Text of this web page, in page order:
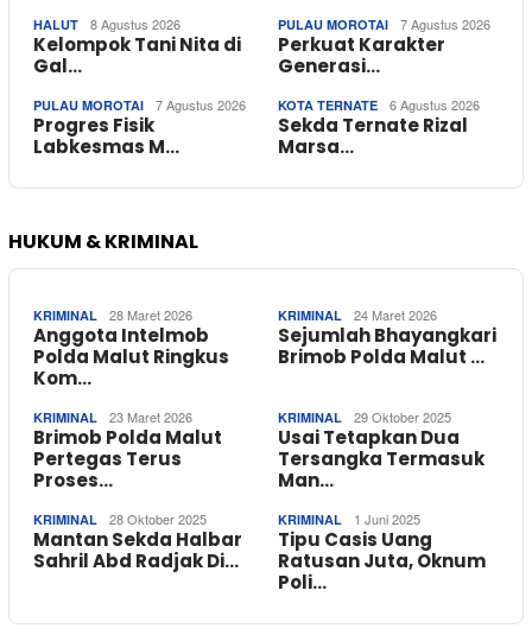
HALUT 8 Agustus 2026
Kelompok Tani Nita di
Gal…
PULAU MOROTAI 7 Agustus 2026
Perkuat Karakter
Generasi…
PULAU MOROTAI 7 Agustus 2026
Progres Fisik
Labkesmas M…
KOTA TERNATE 6 Agustus 2026
Sekda Ternate Rizal
Marsa…
HUKUM & KRIMINAL
KRIMINAL 28 Maret 2026
Anggota Intelmob
Polda Malut Ringkus
Kom…
KRIMINAL 24 Maret 2026
Sejumlah Bhayangkari
Brimob Polda Malut …
KRIMINAL 23 Maret 2026
Brimob Polda Malut
Pertegas Terus
Proses…
KRIMINAL 29 Oktober 2025
Usai Tetapkan Dua
Tersangka Termasuk
Man…
KRIMINAL 28 Oktober 2025
Mantan Sekda Halbar
Sahril Abd Radjak Di…
KRIMINAL 1 Juni 2025
Tipu Casis Uang
Ratusan Juta, Oknum
Poli…